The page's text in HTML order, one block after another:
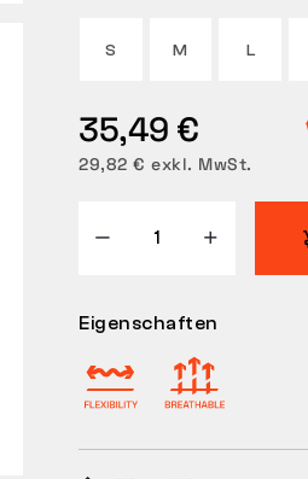
S M L
35,49 €
29,82 € exkl. MwSt.
Eigenschaften